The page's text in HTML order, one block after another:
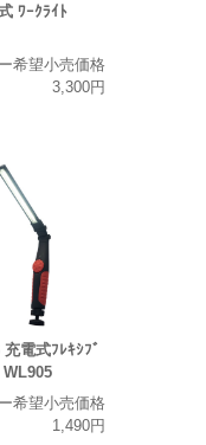
ﾜｰｸﾗｲﾄ
希望小売価格
3,300円
電式ﾌﾚｷｼﾌﾞ
WL905
希望小売価格
1,490円